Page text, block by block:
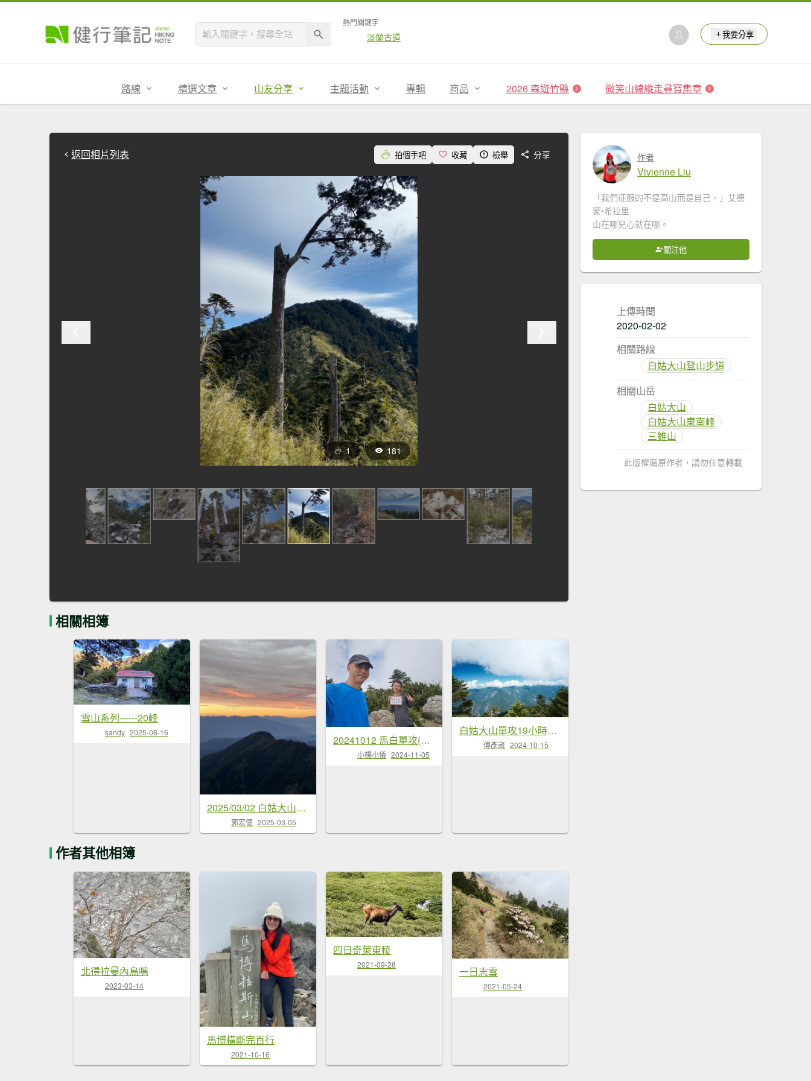
熱門關鍵字
淡蘭古道 我要分享
路線 精選文章 山友分享 主題活動 專輯 商品 2026 森遊竹縣 微笑山線縱走尋寶集章
返回相片列表 拍個手吧 收藏 檢舉 分享
1 181
相關相簿
雪山系列------20峰
sandy 2025-08-16
2025/03/02 白姑大山單攻
郭宏億 2025-03-05
20241012 馬白單攻(馬崙山、白姑大山)
小楊小儀 2024-11-05
白姑大山單攻19小時奮戰
傅彥崴 2024-10-15
作者其他相簿
北得拉曼內鳥嘴
2023-03-14
馬博橫斷完百行
2021-10-16
四日奇萊東稜
2021-09-28
一日志雪
2021-05-24
作者
Vivienne Liu
「我們征服的不是高山而是自己。」艾德
蒙•希拉里
山在哪兒心就在哪。
關注他
上傳時間
2020-02-02
相關路線
白姑大山登山步道
相關山岳
白姑大山
白姑大山東南峰
三錐山
此版權屬原作者，請勿任意轉載